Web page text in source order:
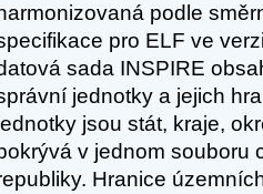
harmonizovaná podle
pro ELF ve
sada INSPIRE
jednotky a jejich
jsou stát, kraje,
v jednom souboru
Hranice